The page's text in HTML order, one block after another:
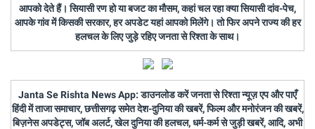
आपको देते हैं। सियासी रण हो या बजट का मौसम, कहां चल रहा क्या सियासी दांव-पेच,
आपके गांव में किसकी सरकार, हर अपडेट यहां आपको मिलेंगे। तो फिर अपने राज्य की हर
हलचल के लिए जुड़े रहिए जनता से रिश्ता के साथ।
Janta Se Rishta News App: डाउनलोड करें जनता से रिश्ता न्यूज़ एप और पाएँ
हिंदी में ताजा समाचार, छत्तीसगढ़ समेत देश-दुनिया की खबरें, फिल्म और मनोरंजन की खबरें,
बिज़नेस अपडेट्स, जॉब अलर्ट, खेल दुनिया की हलचल, धर्म-कर्म से जुड़ी खबरें, आदि, अभी